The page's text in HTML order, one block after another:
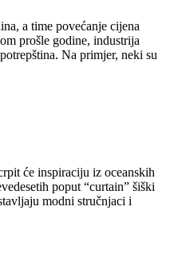
a time povećanje cijena
prošle godine, industrija
Na primjer, neki su
će inspiraciju iz oceanskih
poput “curtain” šiški
modni stručnjaci i